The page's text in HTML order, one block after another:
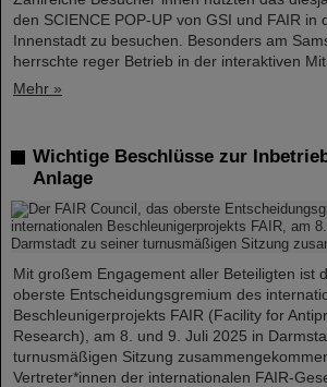
den SCIENCE POP-UP von GSI und FAIR in
Innenstadt zu besuchen. Besonders am
herrschte reger Betrieb in der interaktiven
Mehr »
Wichtige Beschlüsse zur
Anlage
Mit großem Engagement aller Beteiligten ist
oberste Entscheidungsgremium des
Beschleunigerprojekts FAIR (Facility for
Research), am 8. und 9. Juli 2025 in
turnusmäßigen Sitzung
Vertreter*innen der internationalen FAIR-